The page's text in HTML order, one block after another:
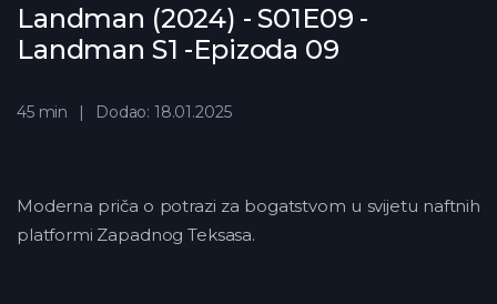
Landman (2024) - S01E09 -
Landman S1 -Epizoda 09
45 min Dodao: 18.01.2025
Moderna priča o potrazi za bogatstvom u svijetu naftnih
platformi Zapadnog Teksasa.